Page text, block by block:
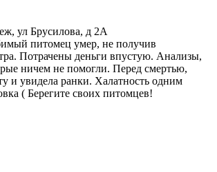
ул Брусилова, д 2А
питомец умер, не получив
Потрачены деньги впустую. Анализы,
ничем не помогли. Перед смертью,
и увидела ранки. Халатность одним
( Берегите своих питомцев!